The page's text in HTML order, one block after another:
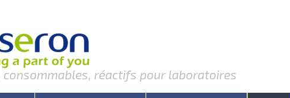
consommables, réactifs pour laboratoires